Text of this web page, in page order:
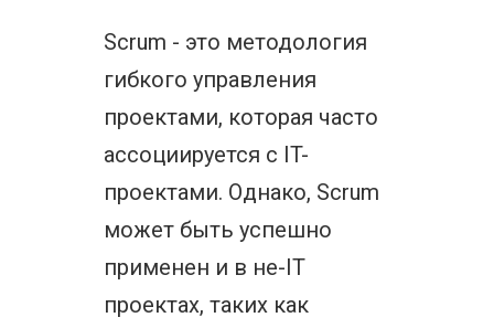
Scrum - это методология
гибкого управления
проектами, которая часто
ассоциируется с IT-
проектами. Однако, Scrum
может быть успешно
применен и в не-IT
проектах, таких как